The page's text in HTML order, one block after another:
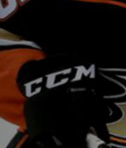
Амур
Сибирь